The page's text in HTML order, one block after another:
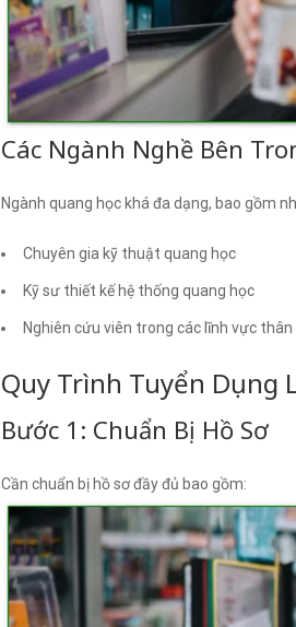
Các Ngành Nghề Bên
Ngành quang học khá đa dạng, bao gồm
Chuyên gia kỹ thuật quang học
Kỹ sư thiết kế hệ thống quang học
Nghiên cứu viên trong các lĩnh vực
Quy Trình Tuyển Dụng
Bước 1: Chuẩn Bị Hồ Sơ
Cần chuẩn bị hồ sơ đầy đủ bao gồm: